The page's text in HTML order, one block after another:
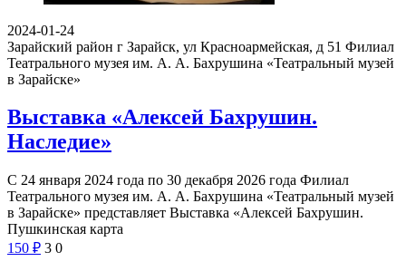
2024-01-24
Зарайский район г Зарайск, ул Красноармейская, д 51 Филиал
Театрального музея им. А. А. Бахрушина «Театральный музей
в Зарайске»
Выставка «Алексей Бахрушин.
Наследие»
С 24 января 2024 года по 30 декабря 2026 года Филиал
Театрального музея им. А. А. Бахрушина «Театральный музей
в Зарайске» представляет Выставка «Алексей Бахрушин.
Пушкинская карта
150 ₽ 3 0